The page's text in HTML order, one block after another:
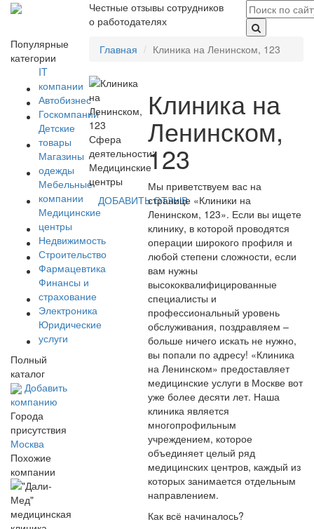
Честные отзывы сотрудников
о работодателях
Популярные
категории
IT
компании
Автобизнес
Госкомпании
Детские
товары
Магазины
одежды
Мебельные
компании
Медицинские
центры
Недвижимость
Строительство
Фармацевтика
Финансы и
страхование
Электроника
Юридические
услуги
Полный
каталог
Добавить
компанию
Города
присутствия
Москва
Похожие
компании
Главная Клиника на Ленинском, 123
Сфера
деятельности:
Медицинские
центры
ДОБАВИТЬ ОТЗЫВ
Клиника на
Ленинском,
123
Мы приветствуем вас на
странице «Клиники на
Ленинском, 123». Если вы ищете
клинику, в которой проводятся
операции широкого профиля и
любой степени сложности, если
вам нужны
высококвалифицированные
специалисты и
профессиональный уровень
обслуживания, поздравляем –
больше ничего искать не нужно,
вы попали по адресу! «Клиника
на Ленинском» предоставляет
медицинские услуги в Москве вот
уже более десяти лет. Наша
клиника является
многопрофильным
учреждением, которое
объединяет целый ряд
медицинских центров, каждый из
которых занимается отдельным
направлением.
Как всё начиналось?